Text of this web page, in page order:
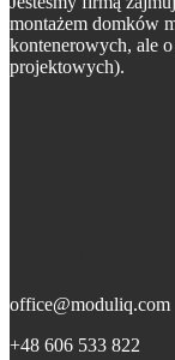
montażem domków
kontenerowych, ale
projektowych).
office@moduliq.com
+48 606 533 822